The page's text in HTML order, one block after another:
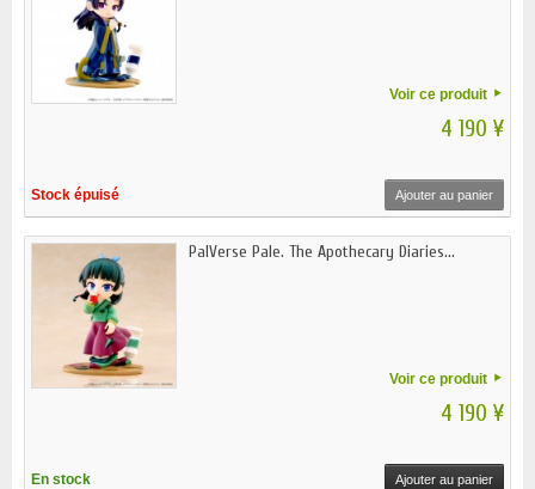
Voir ce produit
4 190 ¥
Stock épuisé Ajouter au panier
PalVerse Pale. The Apothecary Diaries...
Voir ce produit
4 190 ¥
En stock Ajouter au panier